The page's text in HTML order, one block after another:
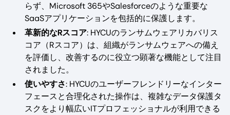
らず、Microsoft 365やSalesforceのような重要な
SaaSアプリケーションを包括的に保護します。
革新的なRスコア: HYCUのランサムウェアリカバリス
コア（Rスコア）は、組織がランサムウェアへの備え
を評価し、改善するのに役立つ顕著な機能として注目
されました。
使いやすさ: HYCUのユーザーフレンドリーなインター
フェースと合理化された操作は、複雑なデータ保護タ
スクをより幅広いITプロフェッショナルが利用できる